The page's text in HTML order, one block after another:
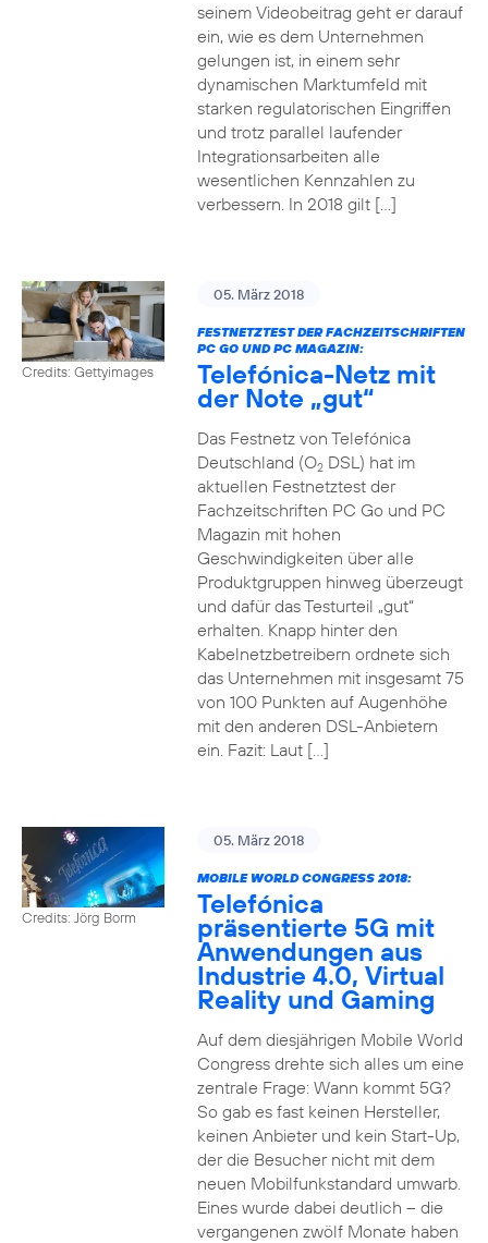
seinem Videobeitrag geht er darauf
ein, wie es dem Unternehmen
gelungen ist, in einem sehr
dynamischen Marktumfeld mit
starken regulatorischen Eingriffen
und trotz parallel laufender
Integrationsarbeiten alle
wesentlichen Kennzahlen zu
verbessern. In 2018 gilt […]
Credits: Gettyimages
05. März 2018
FESTNETZTEST DER FACHZEITSCHRIFTEN
PC GO UND PC MAGAZIN:
Telefónica-Netz mit
der Note „gut“
Das Festnetz von Telefónica
Deutschland (O2DSL) hat im
aktuellen Festnetztest der
Fachzeitschriften PC Go und PC
Magazin mit hohen
Geschwindigkeiten über alle
Produktgruppen hinweg überzeugt
und dafür das Testurteil „gut“
erhalten. Knapp hinter den
Kabelnetzbetreibern ordnete sich
das Unternehmen mit insgesamt 75
von 100 Punkten auf Augenhöhe
mit den anderen DSL-Anbietern
ein. Fazit: Laut […]
Credits: Jörg Borm
05. März 2018
MOBILE WORLD CONGRESS 2018:
Telefónica
präsentierte 5G mit
Anwendungen aus
Industrie 4.0, Virtual
Reality und Gaming
Auf dem diesjährigen Mobile World
Congress drehte sich alles um eine
zentrale Frage: Wann kommt 5G?
So gab es fast keinen Hersteller,
keinen Anbieter und kein Start-Up,
der die Besucher nicht mit dem
neuen Mobilfunkstandard umwarb.
Eines wurde dabei deutlich – die
vergangenen zwölf Monate haben